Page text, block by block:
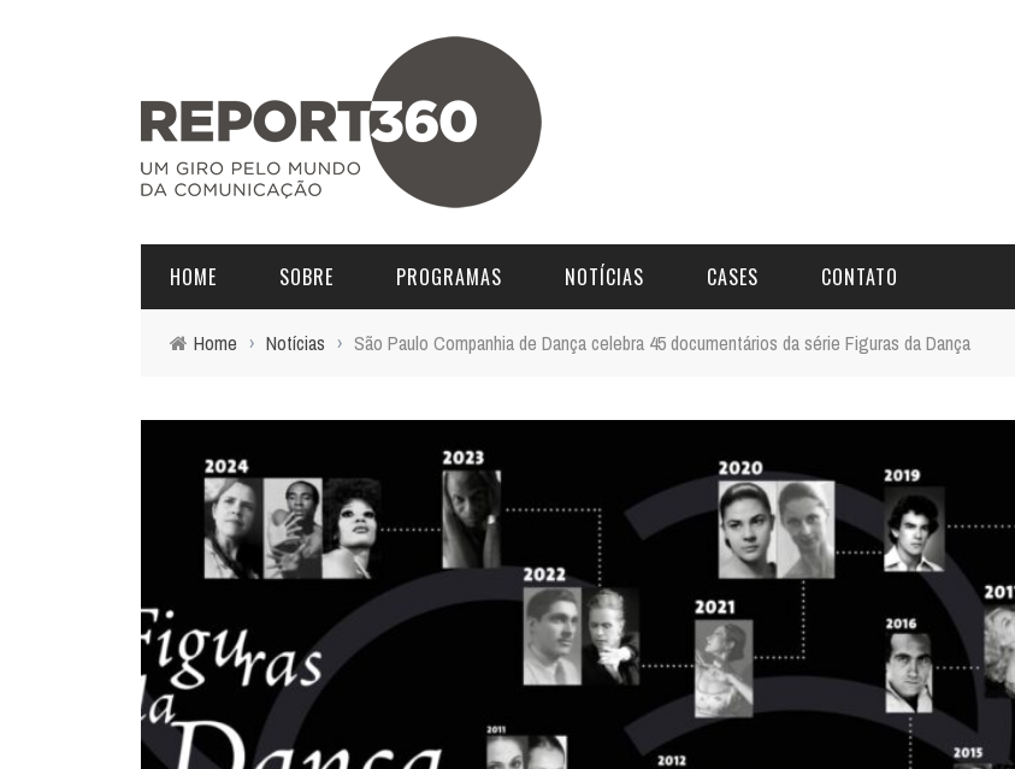
HOME SOBRE PROGRAMAS NOTÍCIAS CASES CONTATO
Home › Notícias › São Paulo Companhia de Dança celebra 45 documentários da série Figuras da Dança